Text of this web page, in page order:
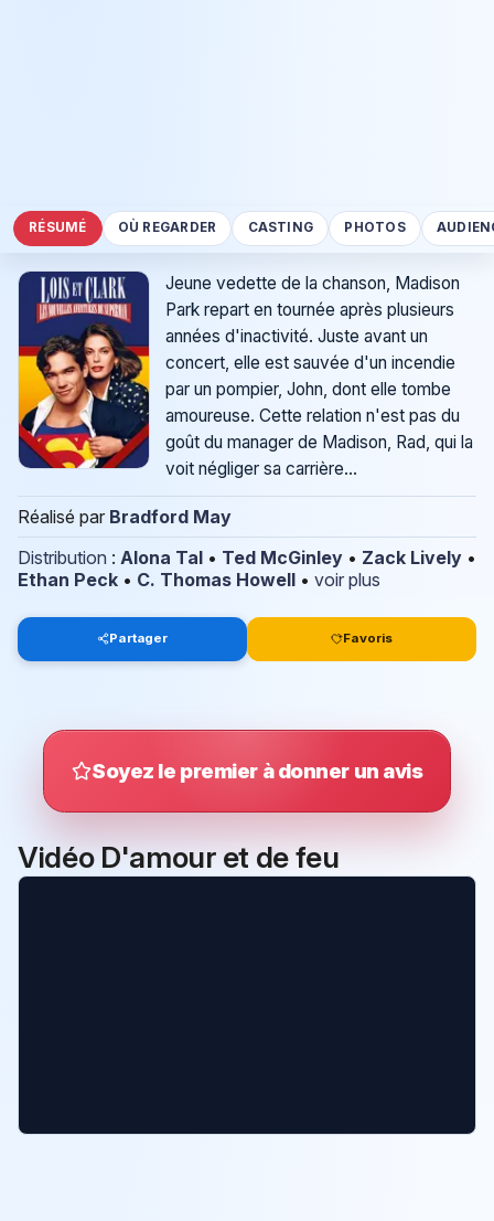
RÉSUMÉ OÙ REGARDER CASTING PHOTOS
Jeune vedette de la chanson, Madison
Park repart en tournée après plusieurs
années d'inactivité. Juste avant un
concert, elle est sauvée d'un incendie
par un pompier, John, dont elle tombe
amoureuse. Cette relation n'est pas du
goût du manager de Madison, Rad, qui la
voit négliger sa carrière...
Réalisé par Bradford May
Distribution : Alona Tal • Ted McGinley • Zack Lively •
Ethan Peck • C. Thomas Howell • voir plus
Partager Favoris
Soyez le premier à donner un avis
Vidéo D'amour et de feu